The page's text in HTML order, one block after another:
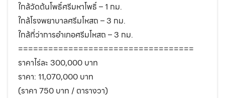
ใกล้วัดต้นโพธิ์ศรีมหาโพธิ์ – 1 กม.
ใกล้โรงพยาบาลศรีมโหสถ – 3 กม.
ใกล้ที่ว่าการอำเภอศรีมโหสถ – 3 กม.
===================================
ราคาไร่ละ 300,000 บาท
ราคา: 11,070,000 บาท
(ราคา 750 บาท / ตารางวา)